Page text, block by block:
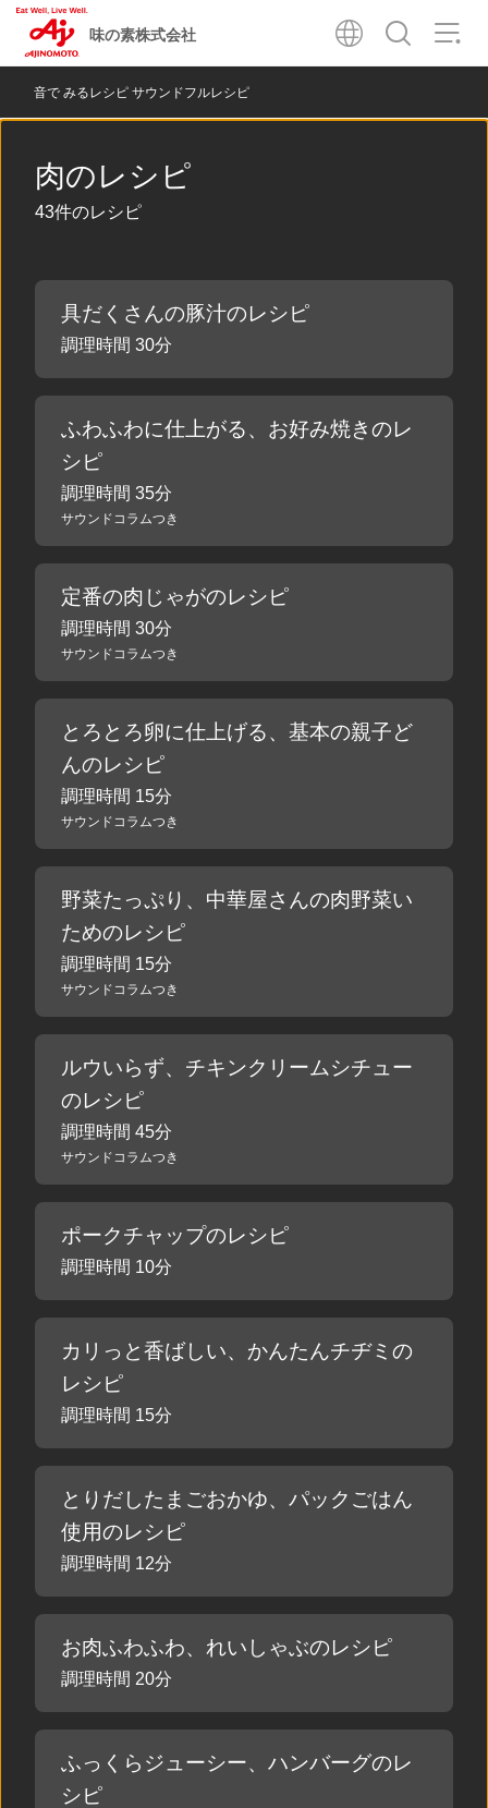
味の素株式会社
音で みるレシピ サウンドフルレシピ
肉のレシピ
43件のレシピ
具だくさんの豚汁のレシピ
調理時間 30分
ふわふわに仕上がる、お好み焼きのレ
シピ
調理時間 35分
サウンドコラムつき
定番の肉じゃがのレシピ
調理時間 30分
サウンドコラムつき
とろとろ卵に仕上げる、基本の親子ど
んのレシピ
調理時間 15分
サウンドコラムつき
野菜たっぷり、中華屋さんの肉野菜い
ためのレシピ
調理時間 15分
サウンドコラムつき
ルウいらず、チキンクリームシチュー
のレシピ
調理時間 45分
サウンドコラムつき
ポークチャップのレシピ
調理時間 10分
カリっと香ばしい、かんたんチヂミの
レシピ
調理時間 15分
とりだしたまごおかゆ、パックごはん
使用のレシピ
調理時間 12分
お肉ふわふわ、れいしゃぶのレシピ
調理時間 20分
ふっくらジューシー、ハンバーグのレ
シピ